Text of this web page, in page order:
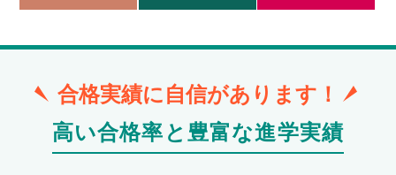
合格実績に自信があります！
高い合格率と豊富な進学実績